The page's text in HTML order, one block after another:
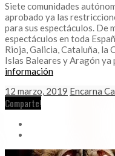
Siete comunidades
aprobado ya las
para sus espectáculos. De
espectáculos en toda
Rioja, Galicia, Cataluña, la
Islas Baleares y Aragón ya
información
12 marzo, 2019 Encarna
Comparte!